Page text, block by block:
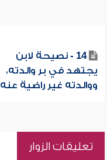
14 - نصيحة لابن
يجتهد في بر والدته،
ووالدته غير راضية عنه
تعليقات الزوار